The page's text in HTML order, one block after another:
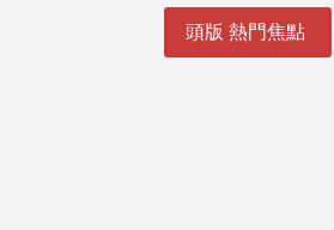
頭版 熱門焦點